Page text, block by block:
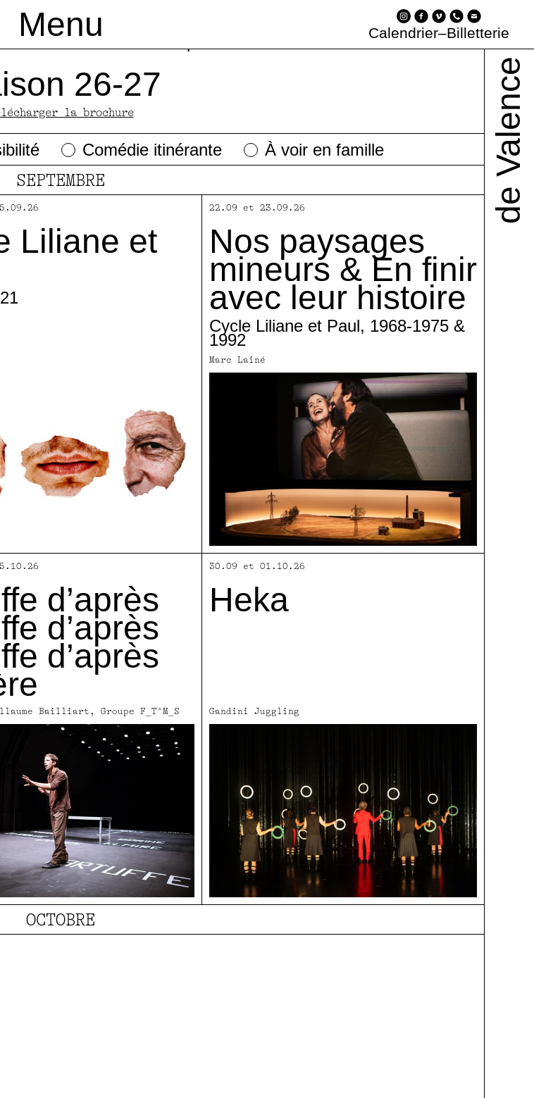
Menu Calendrier–Billetterie
Lainé L’Ensemble artistique
S.E.N.D.A.
Parcours À
Facettes
Les productionsde production et de diffusion
Une maison pour les publics
Participez L'accessibilité
Infos pratiques
Les places à l'unité Les dessous
26-27
la brochure
Comédie itinérante
À voir en famille
SEPTEMBRE
Liliane et
22.09 et 23.09.26
Nos paysages
mineurs & En finir
avec leur histoire
Cycle Liliane et Paul, 1968-1975 &
1992
Marc Lainé
d’après
d’après
d’après
Bailliart, Groupe F_T^M_S
30.09 et 01.10.26
Heka
Gandini Juggling
OCTOBRE
de Valence